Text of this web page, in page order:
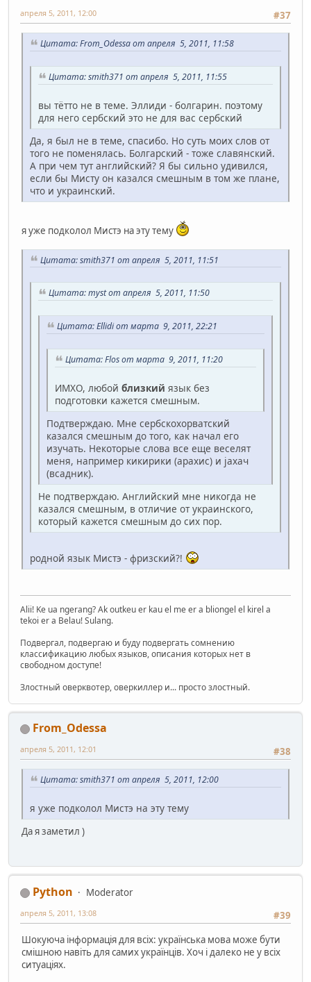
#37
апреля 5, 2011, 12:00
Цитата: From_Odessa от апреля 5, 2011, 11:58
Цитата: smith371 от апреля 5, 2011, 11:55
вы тётто не в теме. Эллиди - болгарин. поэтому
для него сербский это не для вас сербский
Да, я был не в теме, спасибо. Но суть моих слов от
того не поменялась. Болгарский - тоже славянский.
А при чем тут английский? Я бы сильно удивился,
если бы Мисту он казался смешным в том же плане,
что и украинский.
я уже подколол Мистэ на эту тему
Цитата: smith371 от апреля 5, 2011, 11:51
Цитата: myst от апреля 5, 2011, 11:50
Цитата: Ellidi от марта 9, 2011, 22:21
Цитата: Flos от марта 9, 2011, 11:20
ИМХО, любой близкий язык без
подготовки кажется смешным.
Подтверждаю. Мне сербскохорватский
казался смешным до того, как начал его
изучать. Некоторые слова все еще веселят
меня, например кикирики (арахис) и jахач
(всадник).
Не подтверждаю. Английский мне никогда не
казался смешным, в отличие от украинского,
который кажется смешным до сих пор.
родной язык Мистэ - фризский?!
Alii! Ke ua ngerang? Ak outkeu er kau el me er a bliongel el kirel a
tekoi er a Belau! Sulang.
Подвергал, подвергаю и буду подвергать сомнению
классификацию любых языков, описания которых нет в
свободном доступе!
Злостный оверквотер, оверкиллер и... просто злостный.
From_Odessa
#38
апреля 5, 2011, 12:01
Цитата: smith371 от апреля 5, 2011, 12:00
я уже подколол Мистэ на эту тему
Да я заметил )
Python
Moderator
#39
апреля 5, 2011, 13:08
Шокуюча інформація для всіх: українська мова може бути
смішною навіть для самих українців. Хоч і далеко не у всіх
ситуаціях.